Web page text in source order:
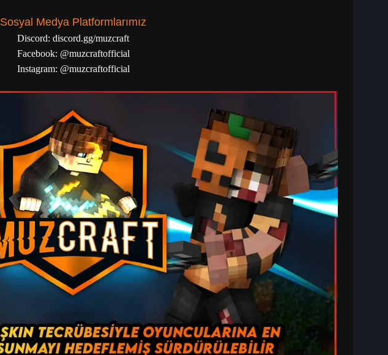
Sosyal Medya Platformlarımız
Discord: discord.gg/muzcraft
Facebook: @muzcraftofficial
Instagram: @muzcraftofficial